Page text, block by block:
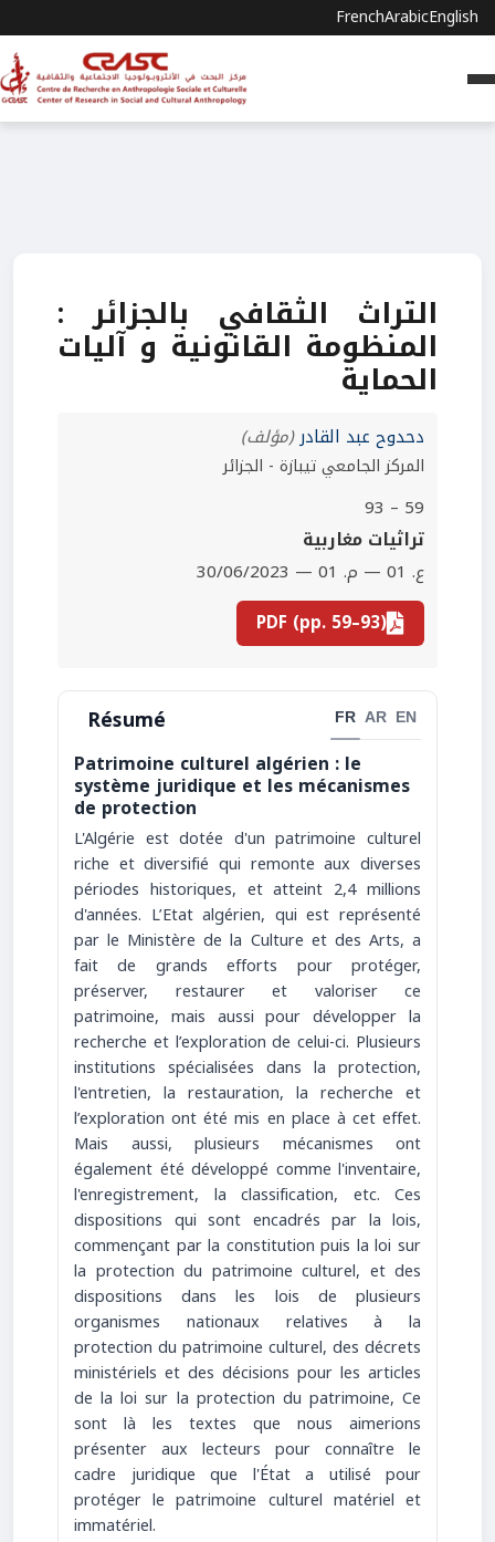
FrenchArabicEnglish
التراث الثقافي بالجزائر :
المنظومة القانونية و آليات
الحماية
دحدوح عبد القادر(مؤلف)
المركز الجامعي تيبازة - الجزائر
59 – 93
تراثيات مغاربية
ع. 01 — م. 01 — 30/06/2023
PDF (pp. 59–93)
Résumé FR AR EN
Patrimoine culturel algérien : le
système juridique et les mécanismes
de protection
L'Algérie est dotée d'un patrimoine culturel
riche et diversifié qui remonte aux diverses
périodes historiques, et atteint 2,4 millions
d'années. L’Etat algérien, qui est représenté
par le Ministère de la Culture et des Arts, a
fait de grands efforts pour protéger,
préserver, restaurer et valoriser ce
patrimoine, mais aussi pour développer la
recherche et l’exploration de celui-ci. Plusieurs
institutions spécialisées dans la protection,
l'entretien, la restauration, la recherche et
l’exploration ont été mis en place à cet effet.
Mais aussi, plusieurs mécanismes ont
également été développé comme l'inventaire,
l'enregistrement, la classification, etc. Ces
dispositions qui sont encadrés par la lois,
commençant par la constitution puis la loi sur
la protection du patrimoine culturel, et des
dispositions dans les lois de plusieurs
organismes nationaux relatives à la
protection du patrimoine culturel, des décrets
ministériels et des décisions pour les articles
de la loi sur la protection du patrimoine, Ce
sont là les textes que nous aimerions
présenter aux lecteurs pour connaître le
cadre juridique que l'État a utilisé pour
protéger le patrimoine culturel matériel et
immatériel.